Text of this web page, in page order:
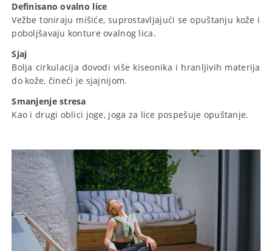
Definisano ovalno lice
Vežbe toniraju mišiće, suprostavljajući se opuštanju kože i
poboljšavaju konture ovalnog lica.
Sjaj
Bolja cirkulacija dovodi više kiseonika i hranljivih materija
do kože, čineći je sjajnijom.
Smanjenje stresa
Kao i drugi oblici joge, joga za lice pospešuje opuštanje.